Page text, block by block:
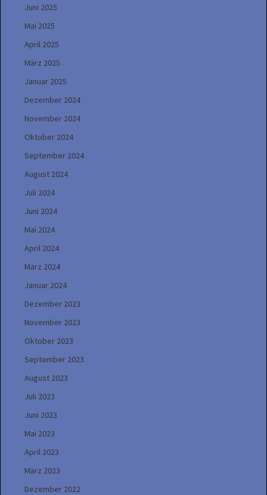
Juni 2025
Mai 2025
April 2025
März 2025
Januar 2025
Dezember 2024
November 2024
Oktober 2024
September 2024
August 2024
Juli 2024
Juni 2024
Mai 2024
April 2024
März 2024
Januar 2024
Dezember 2023
November 2023
Oktober 2023
September 2023
August 2023
Juli 2023
Juni 2023
Mai 2023
April 2023
März 2023
Dezember 2022